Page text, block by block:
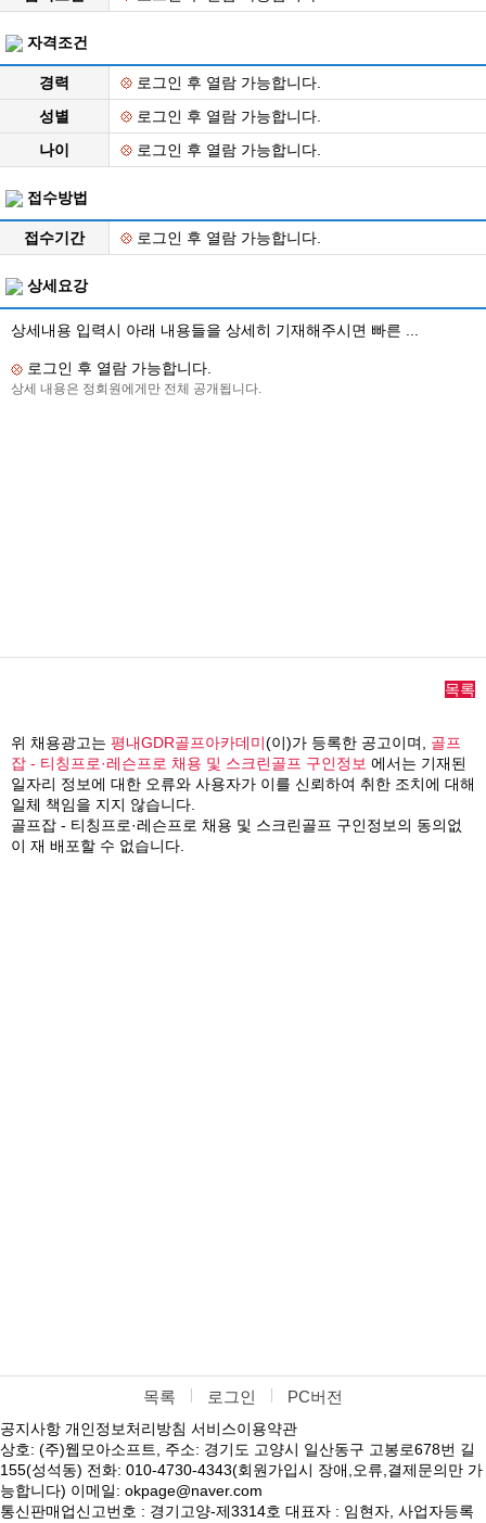
자격조건
경력
로그인 후 열람 가능합니다.
성별
로그인 후 열람 가능합니다.
나이
로그인 후 열람 가능합니다.
접수방법
접수기간 로그인 후 열람 가능합니다.
상세요강
상세내용 입력시 아래 내용들을 상세히 기재해주시면 빠른 ...
로그인 후 열람 가능합니다.
상세 내용은 정회원에게만 전체 공개됩니다.
목록
위 채용광고는 평내GDR골프아카데미(이)가 등록한 공고이며, 골프
잡 - 티칭프로·레슨프로 채용 및 스크린골프 구인정보 에서는 기재된
일자리 정보에 대한 오류와 사용자가 이를 신뢰하여 취한 조치에 대해
일체 책임을 지지 않습니다.
골프잡 - 티칭프로·레슨프로 채용 및 스크린골프 구인정보의 동의없
이 재 배포할 수 없습니다.
목록 로그인 PC버전
공지사항 개인정보처리방침 서비스이용약관
상호: (주)웹모아소프트, 주소: 경기도 고양시 일산동구 고봉로678번 길
155(성석동) 전화: 010-4730-4343(회원가입시 장애,오류,결제문의만 가
능합니다) 이메일: okpage@naver.com
통신판매업신고번호 : 경기고양-제3314호 대표자 : 임현자, 사업자등록